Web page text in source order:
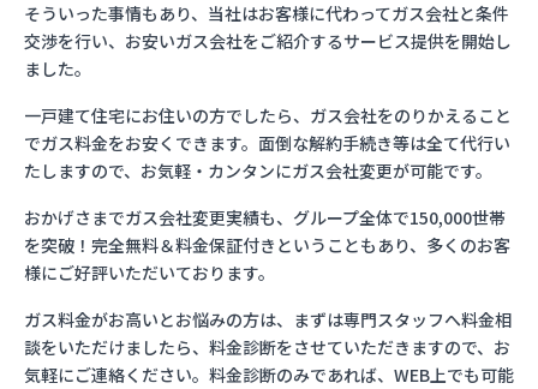
そういった事情もあり、当社はお客様に代わってガス会社と条件
交渉を行い、お安いガス会社をご紹介するサービス提供を開始し
ました。
一戸建て住宅にお住いの方でしたら、ガス会社をのりかえること
でガス料金をお安くできます。面倒な解約手続き等は全て代行い
たしますので、お気軽・カンタンにガス会社変更が可能です。
おかげさまでガス会社変更実績も、グループ全体で150,000世帯
を突破！完全無料＆料金保証付きということもあり、多くのお客
様にご好評いただいております。
ガス料金がお高いとお悩みの方は、まずは専門スタッフへ料金相
談をいただけましたら、料金診断をさせていただきますので、お
気軽にご連絡ください。料金診断のみであれば、WEB上でも可能